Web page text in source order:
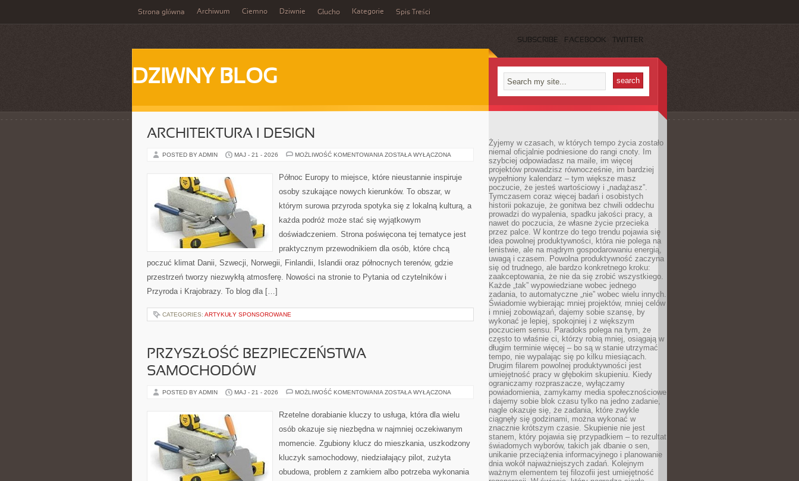
Strona główna Archiwum Ciemno Dziwnie Głucho Kategorie Spis Treści
SUBSCRIBE FACEBOOK TWITTER
DZIWNY BLOG
ARCHITEKTURA I DESIGN
POSTED BY ADMIN MAJ - 21 - 2026 MOŻLIWOŚĆ KOMENTOWANIA ARCHITEKTURA
ZOSTAŁA WYŁĄCZONA
Północ Europy to miejsce, które nieustannie inspiruje
osoby szukające nowych kierunków. To obszar, w
którym surowa przyroda spotyka się z lokalną kulturą, a
każda podróż może stać się wyjątkowym
doświadczeniem. Strona poświęcona tej tematyce jest
praktycznym przewodnikiem dla osób, które chcą
poczuć klimat Danii, Szwecji, Norwegii, Finlandii, Islandii oraz północnych terenów, gdzie
przestrzeń tworzy niezwykłą atmosferę. Nowości na stronie to Pytania od czytelników i
Przyroda i Krajobrazy. To blog dla […]
CATEGORIES: ARTYKUŁY SPONSOROWANE
PRZYSZŁOŚĆ BEZPIECZEŃSTWA
SAMOCHODÓW
POSTED BY ADMIN MAJ - 21 - 2026 MOŻLIWOŚĆ KOMENTOWANIA PRZYSZŁOŚĆ
ZOSTAŁA WYŁĄCZONA
Rzetelne dorabianie kluczy to usługa, która dla wielu
osób okazuje się niezbędna w najmniej oczekiwanym
momencie. Zgubiony klucz do mieszkania, uszkodzony
kluczyk samochodowy, niedziałający pilot, zużyta
obudowa, problem z zamkiem albo potrzeba wykonania
Żyjemy w czasach, w których tempo życia zostało
niemal oficjalnie podniesione do rangi cnoty. Im
szybciej odpowiadasz na maile, im więcej
projektów prowadzisz równocześnie, im bardziej
wypełniony kalendarz – tym większe masz
poczucie, że jesteś wartościowy i „nadążasz”.
Tymczasem coraz więcej badań i osobistych
historii pokazuje, że gonitwa bez chwili oddechu
prowadzi do wypalenia, spadku jakości pracy, a
nawet do poczucia, że własne życie przecieka
przez palce. W kontrze do tego trendu pojawia się
idea powolnej produktywności, która nie polega na
lenistwie, ale na mądrym gospodarowaniu energią,
uwagą i czasem. Powolna produktywność zaczyna
się od trudnego, ale bardzo konkretnego kroku:
zaakceptowania, że nie da się zrobić wszystkiego.
Każde „tak” wypowiedziane wobec jednego
zadania, to automatyczne „nie” wobec wielu innych.
Świadomie wybierając mniej projektów, mniej celów
i mniej zobowiązań, dajemy sobie szansę, by
wykonać je lepiej, spokojniej i z większym
poczuciem sensu. Paradoks polega na tym, że
często to właśnie ci, którzy robią mniej, osiągają w
długim terminie więcej – bo są w stanie utrzymać
tempo, nie wypalając się po kilku miesiącach.
Drugim filarem powolnej produktywności jest
umiejętność pracy w głębokim skupieniu. Kiedy
ograniczamy rozpraszacze, wyłączamy
powiadomienia, zamykamy media społecznościowe
i dajemy sobie blok czasu tylko na jedno zadanie,
nagle okazuje się, że zadania, które zwykle
ciągnęły się godzinami, można wykonać w
znacznie krótszym czasie. Skupienie nie jest
stanem, który pojawia się przypadkiem – to rezultat
świadomych wyborów, takich jak dbanie o sen,
unikanie przeciążenia informacyjnego i planowanie
dnia wokół najważniejszych zadań. Kolejnym
ważnym elementem tej filozofii jest umiejętność